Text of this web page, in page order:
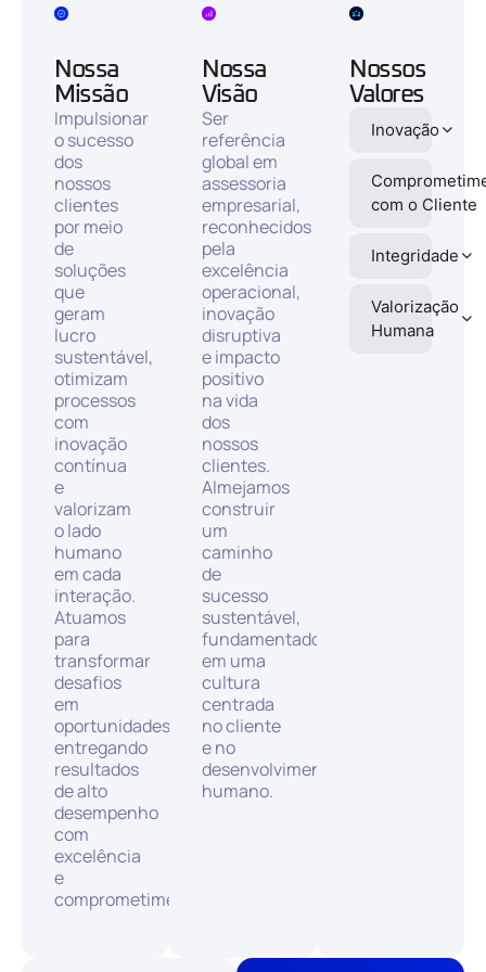
Nossa
Missão
Impulsionar
o sucesso
dos
nossos
clientes
por meio
de
soluções
que
geram
lucro
sustentável,
otimizam
processos
com
inovação
contínua
e
valorizam
o lado
humano
em cada
interação.
Atuamos
para
transformar
desafios
em
oportunidades,
entregando
resultados
de alto
desempenho
com
excelência
e
comprometimento.
Nossa
Visão
Ser
referência
global em
assessoria
empresarial,
reconhecidos
pela
excelência
operacional,
inovação
disruptiva
e impacto
positivo
na vida
dos
nossos
clientes.
Almejamos
construir
um
caminho
de
sucesso
sustentável,
fundamentado
em uma
cultura
centrada
no cliente
e no
desenvolvimento
humano.
Nossos
Valores
Inovação
com o Cliente
Integridade
Valorização
Humana